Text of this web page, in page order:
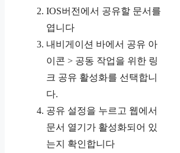
IOS버전에서 공유할 문서를
엽니다
내비게이션 바에서 공유 아
이콘 > 공동 작업을 위한 링
크 공유 활성화를 선택합니
다.
공유 설정을 누르고 웹에서
문서 열기가 활성화되어 있
는지 확인합니다